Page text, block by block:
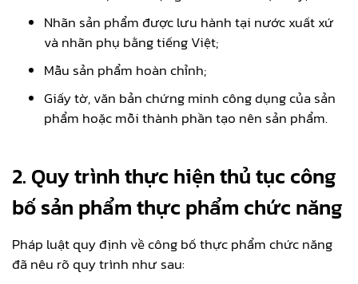
Nhãn sản phẩm được lưu hành tại nước xuất xứ
và nhãn phụ bằng tiếng Việt;
Mẫu sản phẩm hoàn chỉnh;
Giấy tờ, văn bản chứng minh công dụng của sản
phẩm hoặc mỗi thành phần tạo nên sản phẩm.
2. Quy trình thực hiện thủ tục công
bố sản phẩm thực phẩm chức năng
Pháp luật quy định về công bố thực phẩm chức năng
đã nêu rõ quy trình như sau: